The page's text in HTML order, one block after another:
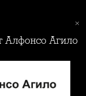
Алфонсо Агило